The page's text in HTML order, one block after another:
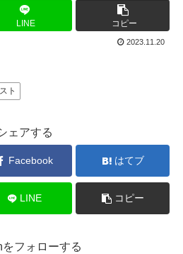
LINE コピー
2023.11.20
ト
ェアする
Facebook はてブ
LINE コピー
フォローする